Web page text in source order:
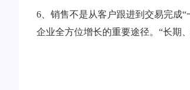
6、销售不是从客户跟进到交易完成
企业全方位增长的重要途径。“长期